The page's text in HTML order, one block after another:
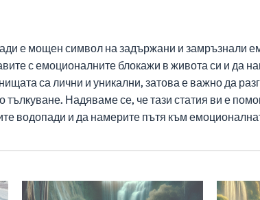
е мощен символ на задържани и замръзнали
с емоционалните блокажи в живота си и да
са лични и уникални, затова е важно да
тълкуване. Надяваме се, че тази статия ви е
водопади и да намерите пътя към